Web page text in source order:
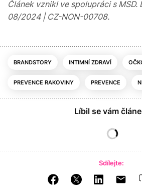
Článek vznikl ve spolupráci s MSD.
08/2024 | CZ-NON-00708.
BRANDSTORY INTIMNÍ ZDRAVÍ
PREVENCE RAKOVINY PREVENCE
Líbil se vám
Sdílejte: